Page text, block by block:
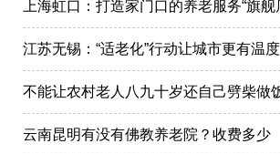
上海虹口：打造家门口的养老服务“旗舰
江苏无锡：“适老化”行动让城市更有温度
不能让农村老人八九十岁还自己劈柴做
云南昆明有没有佛教养老院？收费多少